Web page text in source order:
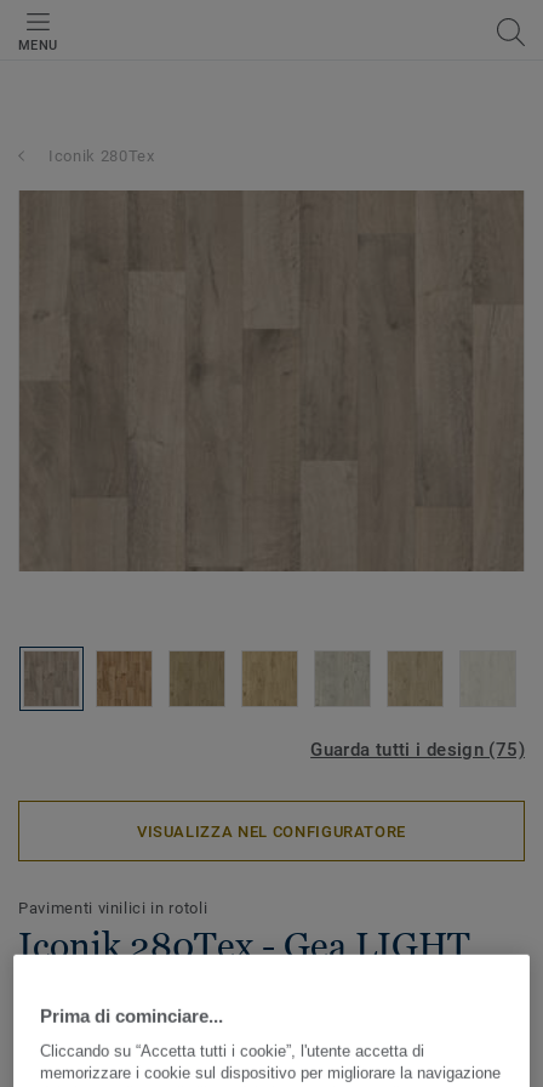
MENU
Iconik 280Tex
Guarda tutti i design (75)
VISUALIZZA NEL CONFIGURATORE
Pavimenti vinilici in rotoli
Iconik 280Tex - Gea LIGHT
ICONIK 280Tex è il pavimento vinilico in rotoli ideale in
caso di lavori di ristrutturazione. Lo speciale supporto
Prima di cominciare...
Cliccando su “Accetta tutti i cookie”, l'utente accetta di
memorizzare i cookie sul dispositivo per migliorare la navigazione